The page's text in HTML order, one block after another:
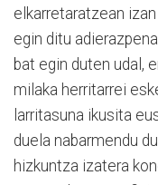
elkarretaratzean
egin ditu
bat egin duten udal,
milaka herritarrei
larritasuna ikusita
duela nabarmendu
hizkuntza izatera